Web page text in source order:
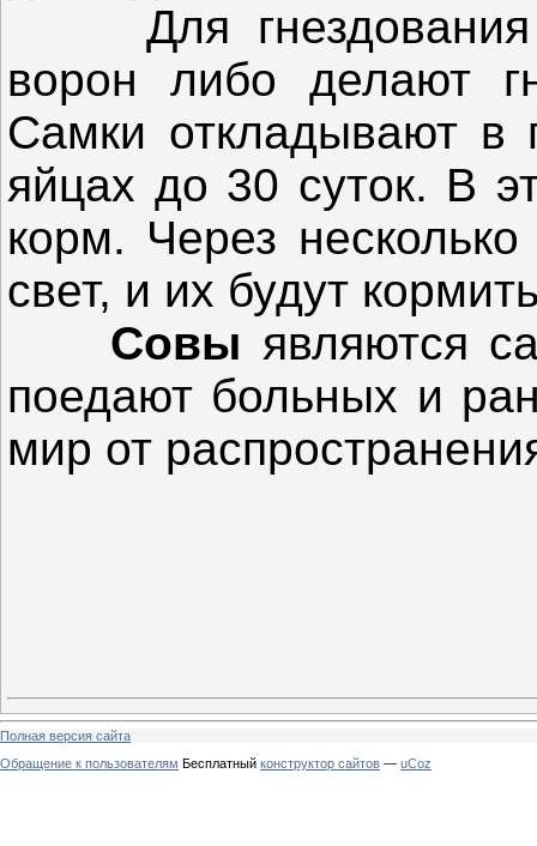
Для гнездования
ворон либо делают
Самки откладывают в
яйцах до 30 суток. В
корм. Через
свет, и их будут
Совы являются
поедают больных и
мир от
Полная версия сайта
Обращение к пользователям Бесплатный конструктор сайтов — uCoz